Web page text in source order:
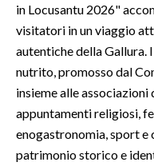
GOSSIP
SALUTE
SARDEGNA TURISMO
SARDI NEL MONDO
NOTIZIE
in Locusantu 2026"
visitatori in un viaggio
autentiche della
nutrito, promosso dal
insieme alle
appuntamenti religiosi,
enogastronomia, sport e
patrimonio storico e